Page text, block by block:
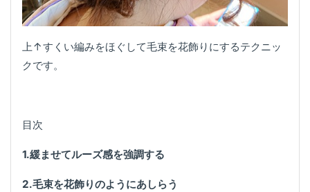
上↑すくい編みをほぐして毛束を花飾りにするテクニッ
クです。
目次
1.緩ませてルーズ感を強調する
2.毛束を花飾りのようにあしらう